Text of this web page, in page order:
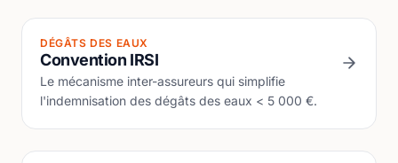
DÉGÂTS DES EAUX
Convention IRSI
Le mécanisme inter-assureurs qui simplifie
l'indemnisation des dégâts des eaux < 5 000 €.